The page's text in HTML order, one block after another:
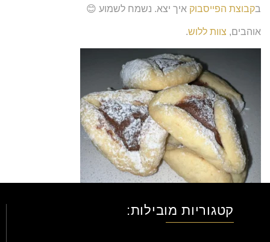
בקבוצת הפייסבוק איך יצא. נשמח לשמוע 😊
אוהבים, צוות ללוש.
קטגוריות מובילות: